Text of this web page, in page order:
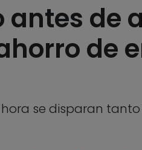
antes de
de
se disparan